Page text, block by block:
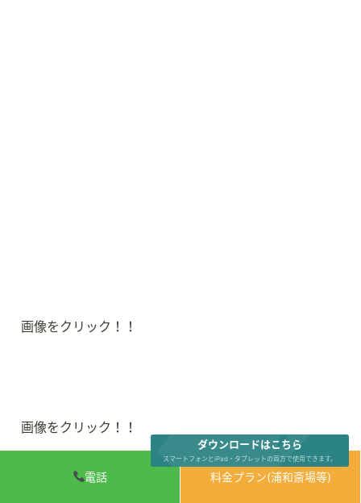
電話 料金プラン(浦和斎場等)
ダウンロードはこちら
スマートフォンとiPad・タブレットの両方で使用できます。
画像をクリック！！
画像をクリック！！